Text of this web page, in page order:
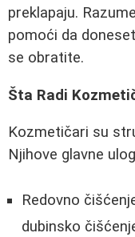
preklapaju.
pomoći da
se obratite.
Šta Radi
Kozmetičari su
Njihove glavne
Redovno
dubinsko